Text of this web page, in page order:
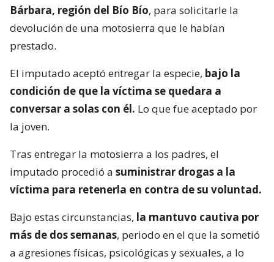
Bárbara, región del Bío Bío, para solicitarle la
devolución de una motosierra que le habían
prestado.
El imputado aceptó entregar la especie, bajo la
condición de que la víctima se quedara a
conversar a solas con él. Lo que fue aceptado por
la joven.
Tras entregar la motosierra a los padres, el
imputado procedió a suministrar drogas a la
víctima para retenerla en contra de su voluntad.
Bajo estas circunstancias, la mantuvo cautiva por
más de dos semanas, periodo en el que la sometió
a agresiones físicas, psicológicas y sexuales, a lo